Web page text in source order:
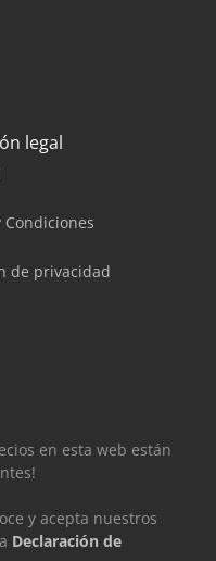
legal
de privacidad
en esta web están
y acepta nuestros
Declaración de